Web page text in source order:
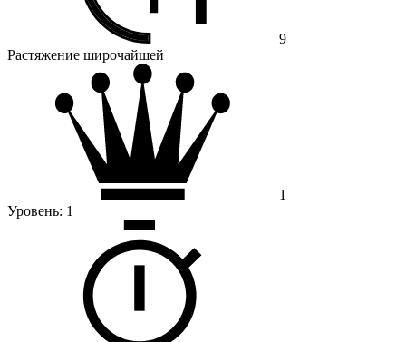
9
Растяжение широчайшей
1
Уровень: 1